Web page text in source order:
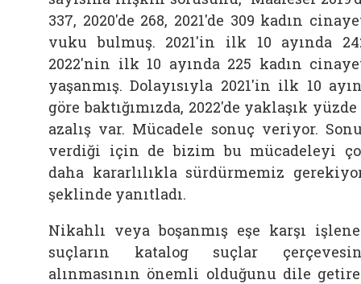
337, 2020'de 268, 2021'de 309 kadın
vuku bulmuş. 2021'in ilk 10 ayında
2022'nin ilk 10 ayında 225 kadın
yaşanmış. Dolayısıyla 2021'in ilk 10
göre baktığımızda, 2022'de yaklaşık
azalış var. Mücadele sonuç veriyor.
verdiği için de bizim bu mücadeleyi
daha kararlılıkla sürdürmemiz
şeklinde yanıtladı.
Nikahlı veya boşanmış eşe karşı
suçların katalog suçlar
alınmasının önemli olduğunu dile